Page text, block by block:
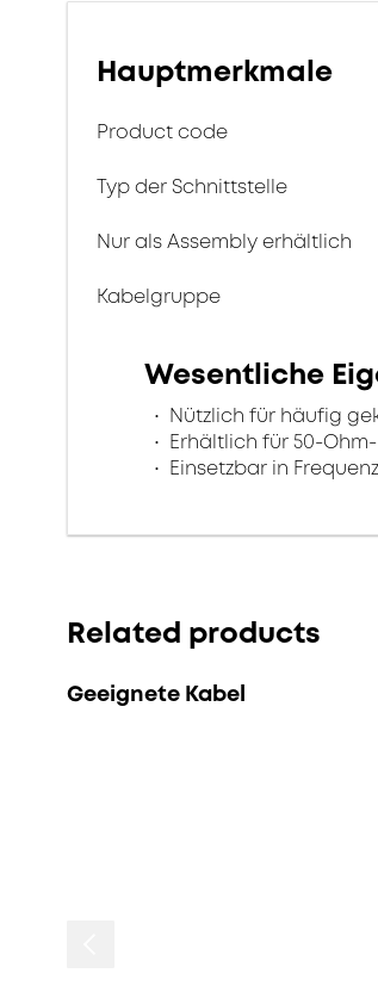
Hauptmerkmale
Product code
Typ der Schnittstelle
Nur als Assembly erhältlich
Kabelgruppe
Wesentliche
Nützlich für häufig
Erhältlich für 50-
Einsetzbar in
Related products
Geeignete Kabel